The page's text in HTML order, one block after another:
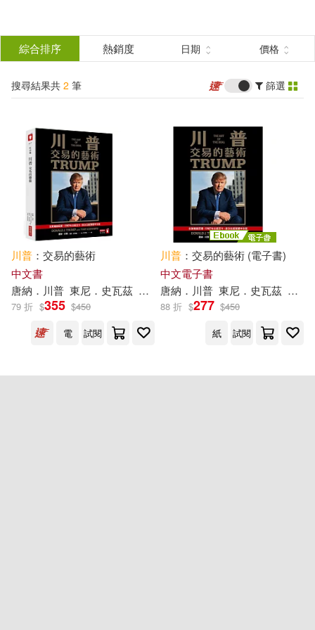
結
分類 (單選)
所有商品(2) 圖書(1)
電子書(1)
作者 (可複選)
唐納．川普(2)
東尼．史瓦茲(2)
綜合排序 熱銷度 日期 價格
搜尋結果共 2 筆 篩選
川普 ：交易的藝術
中文書
唐納 ． 川普 東尼 ． 史瓦茲 李芳齡
79 折 $355 $450
電
試閱
川普 ：交易的藝術 (電子書)
中文電子書
唐納 ． 川普 東尼 ． 史瓦茲 李芳
88 折 $277 $450
紙
試閱